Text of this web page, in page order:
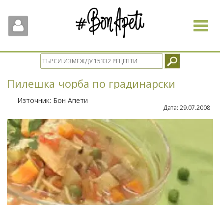
Toggle
Пилешка чорба по градинарски
Източник: Бон Апети
Дата: 29.07.2008